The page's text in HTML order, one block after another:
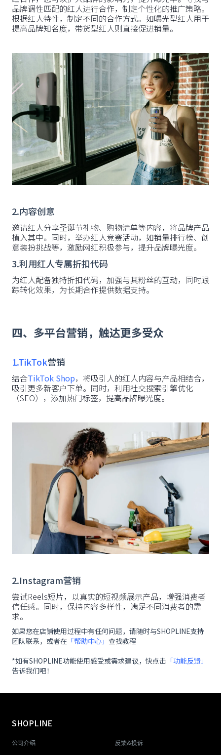
品牌调性匹配的红人进行合作，制定个性化的推广策略。
根据红人特性，制定不同的合作方式。如曝光型红人用于
提高品牌知名度，带货型红人则直接促进销量。
2.内容创意
邀请红人分享圣诞节礼物、购物清单等内容，将品牌产品
植入其中。同时，举办红人竞赛活动，如销量排行榜、创
意装扮挑战等，激励网红积极参与，提升品牌曝光度。
3.利用红人专属折扣代码
为红人配备独特折扣代码，加强与其粉丝的互动，同时跟
踪转化效果，为长期合作提供数据支持。
四、多平台营销，触达更多受众
1.TikTok营销
结合TikTok Shop，将吸引人的红人内容与产品相结合，
吸引更多新客户下单。同时，利用社交搜索引擎优化
（SEO），添加热门标签，提高品牌曝光度。
2.Instagram营销
尝试Reels短片，以真实的短视频展示产品，增强消费者
信任感。同时，保持内容多样性，满足不同消费者的需
求。
如果您在店铺使用过程中有任何问题，请随时与SHOPLINE支持
团队联系，或者在 「帮助中心」 查找教程
*如有SHOPLINE功能使用感受或需求建议，快点击 「功能反馈」
告诉我们吧！
SHOPLINE
公司介绍 反馈&投诉